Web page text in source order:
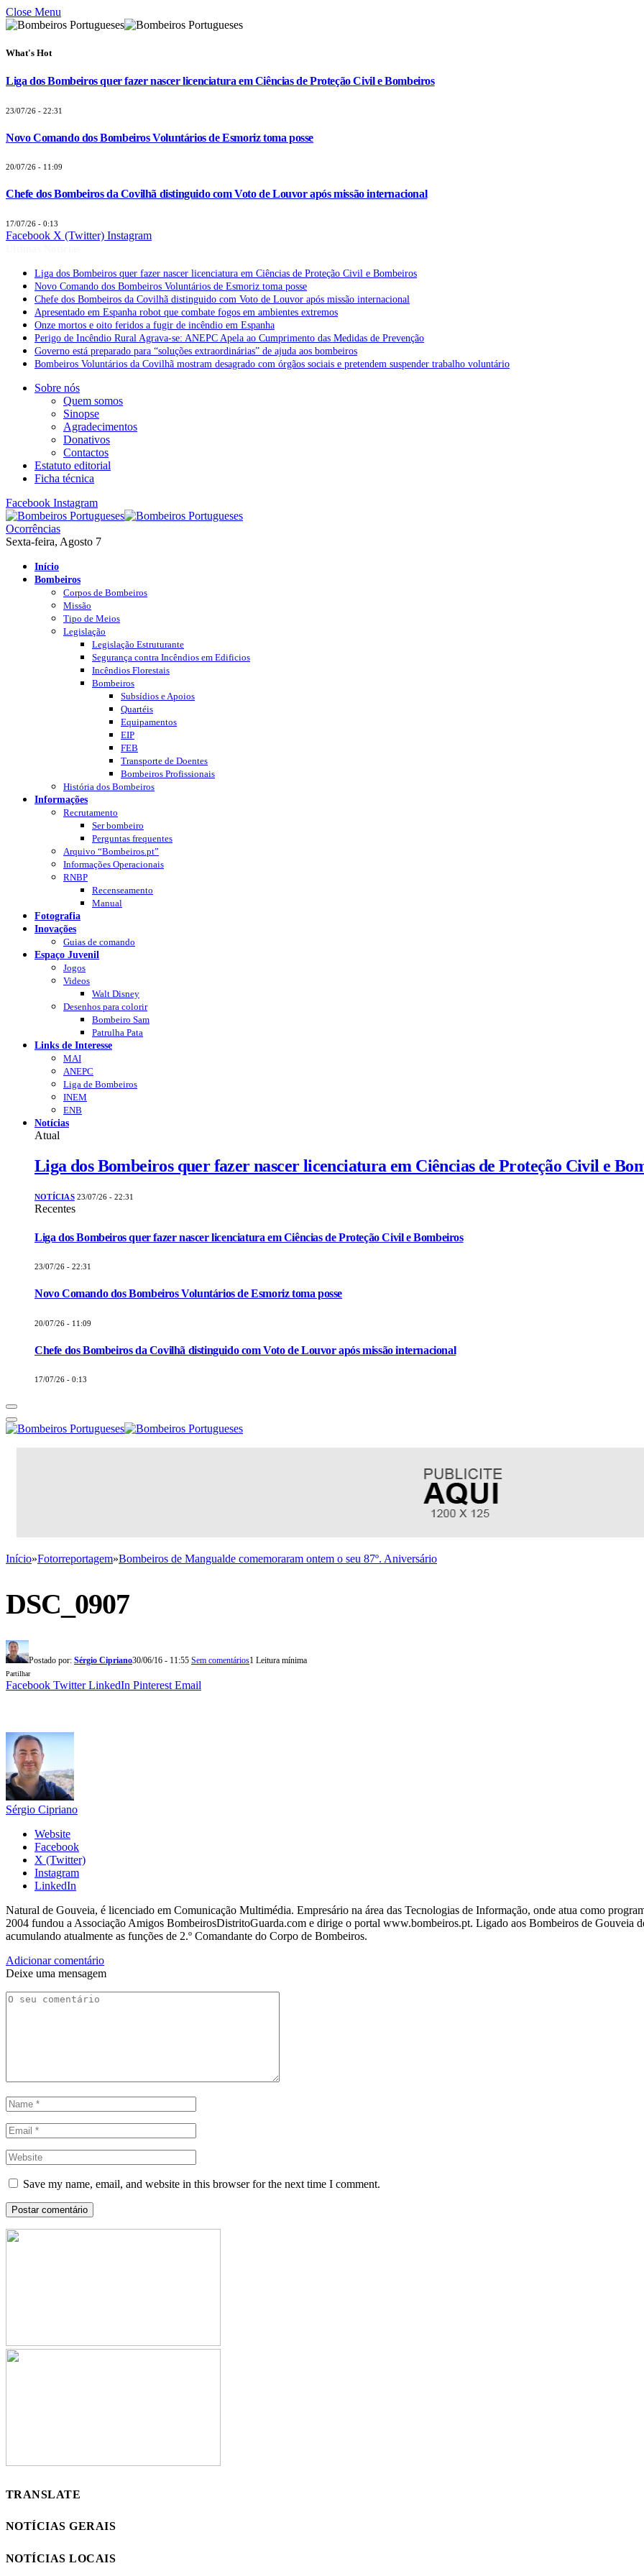
Close Menu
What's Hot
Liga dos Bombeiros quer fazer nascer licenciatura em Ciências de Proteção Civil e Bombeiros
23/07/26 - 22:31
Novo Comando dos Bombeiros Voluntários de Esmoriz toma posse
20/07/26 - 11:09
Chefe dos Bombeiros da Covilhã distinguido com Voto de Louvor após missão internacional
17/07/26 - 0:13
Facebook X (Twitter) Instagram
Liga dos Bombeiros quer fazer nascer licenciatura em Ciências de Proteção Civil e Bombeiros
Novo Comando dos Bombeiros Voluntários de Esmoriz toma posse
Chefe dos Bombeiros da Covilhã distinguido com Voto de Louvor após missão internacional
Apresentado em Espanha robot que combate fogos em ambientes extremos
Onze mortos e oito feridos a fugir de incêndio em Espanha
Perigo de Incêndio Rural Agrava-se: ANEPC Apela ao Cumprimento das Medidas de Prevenção
Governo está preparado para “soluções extraordinárias” de ajuda aos bombeiros
Bombeiros Voluntários da Covilhã mostram desagrado com órgãos sociais e pretendem suspender trabalho voluntário
Sobre nós
Quem somos
Sinopse
Agradecimentos
Donativos
Contactos
Estatuto editorial
Ficha técnica
Facebook Instagram
Ocorrências
Sexta-feira, Agosto 7
Início
Bombeiros
Corpos de Bombeiros
Missão
Tipo de Meios
Legislação
Legislação Estruturante
Segurança contra Incêndios em Edificios
Incêndios Florestais
Bombeiros
Subsídios e Apoios
Quartéis
Equipamentos
EIP
FEB
Transporte de Doentes
Bombeiros Profissionais
História dos Bombeiros
Informações
Recrutamento
Ser bombeiro
Perguntas frequentes
Arquivo “Bombeiros.pt”
Informações Operacionais
RNBP
Recenseamento
Manual
Fotografia
Inovações
Guias de comando
Espaço Juvenil
Jogos
Videos
Walt Disney
Desenhos para colorir
Bombeiro Sam
Patrulha Pata
Links de Interesse
MAI
ANEPC
Liga de Bombeiros
INEM
ENB
Notícias
Atual
Liga dos Bombeiros quer fazer nascer licenciatura em Ciências de Proteção Civil e
NOTÍCIAS 23/07/26 - 22:31
Recentes
Liga dos Bombeiros quer fazer nascer licenciatura em Ciências de Proteção Civil e Bombeiros
23/07/26 - 22:31
Novo Comando dos Bombeiros Voluntários de Esmoriz toma posse
20/07/26 - 11:09
Chefe dos Bombeiros da Covilhã distinguido com Voto de Louvor após missão internacional
17/07/26 - 0:13
Início»Fotorreportagem»Bombeiros de Mangualde comemoraram ontem o seu 87º. Aniversário
DSC_0907
Postado por: Sérgio Cipriano30/06/16 - 11:55 Sem comentários1 Leitura mínima
Partilhar
Facebook Twitter LinkedIn Pinterest Email
Sérgio Cipriano
Website
Facebook
X (Twitter)
Instagram
LinkedIn
Natural de Gouveia, é licenciado em Comunicação Multimédia. Empresário na área das Tecnologias de Informação, onde atua como
2004 fundou a Associação Amigos BombeirosDistritoGuarda.com e dirige o portal www.bombeiros.pt. Ligado aos Bombeiros de Gouveia
acumulando atualmente as funções de 2.º Comandante do Corpo de Bombeiros.
Adicionar comentário
Deixe uma mensagem
Save my name, email, and website in this browser for the next time I comment.
TRANSLATE
NOTÍCIAS GERAIS
NOTÍCIAS LOCAIS